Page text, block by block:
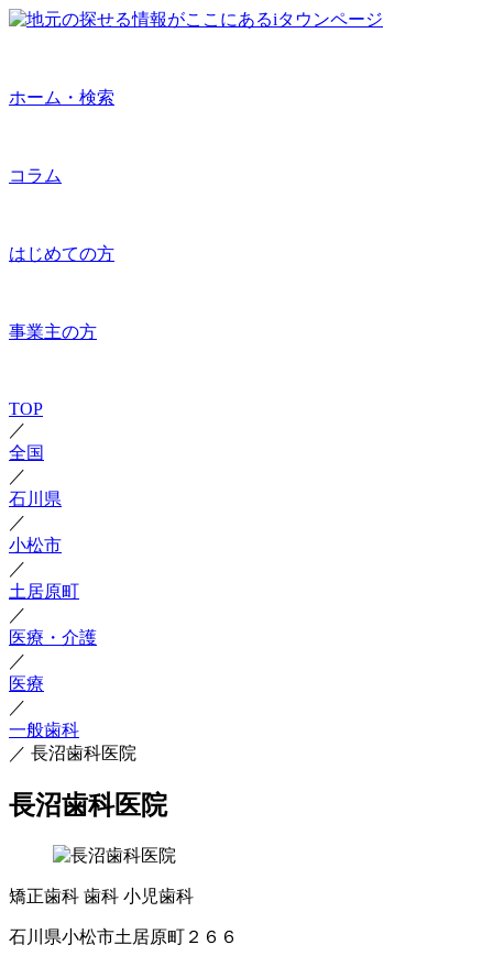
ホーム・検索
コラム
はじめての方
事業主の方
TOP
／
全国
／
石川県
／
小松市
／
土居原町
／
医療・介護
／
医療
／
一般歯科
／ 長沼歯科医院
長沼歯科医院
矯正歯科 歯科 小児歯科
石川県小松市土居原町２６６